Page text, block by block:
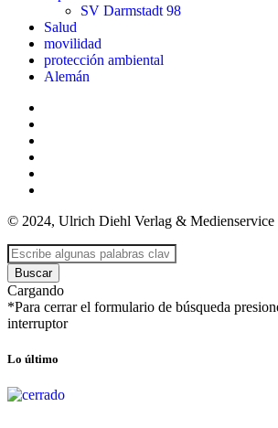
SV Darmstadt 98
Salud
movilidad
protección ambiental
Alemán
© 2024, Ulrich Diehl Verlag & Medienservice
Buscar
Cargando
*Para cerrar el formulario de búsqueda
interruptor
Lo último